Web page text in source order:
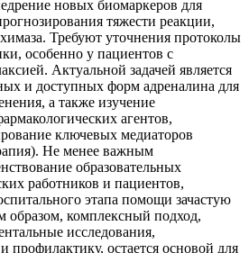
новых биомаркеров для
тяжести реакции,
Требуют уточнения протоколы
особенно у пациентов с
Актуальной задачей является
и доступных форм адреналина для
а также изучение
агентов,
ключевых медиаторов
Не менее важным
образовательных
работников и пациентов,
этапа помощи зачастую
образом, комплексный подход,
исследования,
профилактику, остается основой для